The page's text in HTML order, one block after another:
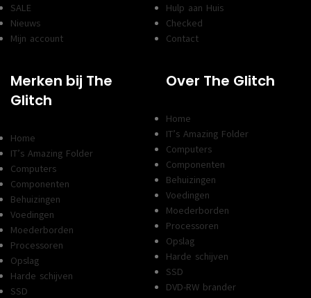
SALE
Nieuws
Mijn account
Hulp aan Huis
Checked
Contact
Merken bij The
Glitch
Home
IT’s Amazing Folder
Computers
Componenten
Behuizingen
Voedingen
Moederborden
Processoren
Opslag
Harde schijven
SSD
Over The Glitch
Home
IT’s Amazing Folder
Computers
Componenten
Behuizingen
Voedingen
Moederborden
Processoren
Opslag
Harde schijven
SSD
DVD-RW brander